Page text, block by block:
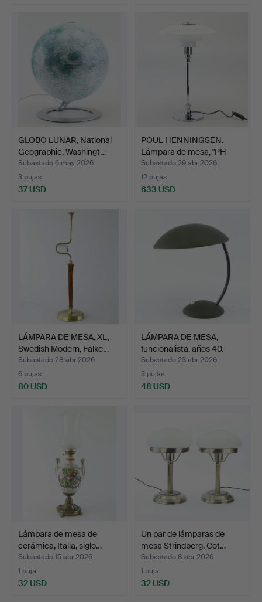
GLOBO LUNAR, National
Geographic, Washingt…
Subastado 6 may 2026
3 pujas
37 USD
POUL HENNINGSEN.
Lámpara de mesa, "PH
3/2"…
Subastado 29 abr 2026
12 pujas
633 USD
LÁMPARA DE MESA, XL,
Swedish Modern, Falke…
Subastado 28 abr 2026
6 pujas
80 USD
LÁMPARA DE MESA,
funcionalista, años 40.
Subastado 23 abr 2026
3 pujas
48 USD
Lámpara de mesa de
cerámica, Italia, siglo…
Subastado 15 abr 2026
1 puja
32 USD
Un par de lámparas de
mesa Strindberg, Cot…
Subastado 8 abr 2026
1 puja
32 USD